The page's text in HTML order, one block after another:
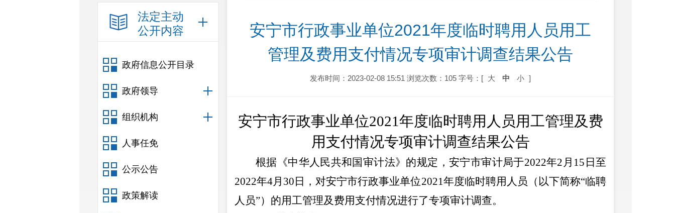
法定主动
公开内容
政府信息公开目录
政府领导
组织机构
人事任免
公示公告
政策解读
安宁市行政事业单位2021年度临时聘用人员用工
管理及费用支付情况专项审计调查结果公告
发布时间：2023-02-08 15:51 浏览次数：105 字号：[ 大 中 小 ]
安宁市行政事业单位2021年度临时聘用人员用工管理及费
用支付情况专项审计调查结果公告
根据《中华人民共和国审计法》的规定，安宁市审计局于2022年2 月 15 日至
2022年4月 30 日，对安宁市行政事业单位2021年度临时聘用人员（以下简称“临聘
人员”）的用工管理及费用支付情况进行了专项审计调查。